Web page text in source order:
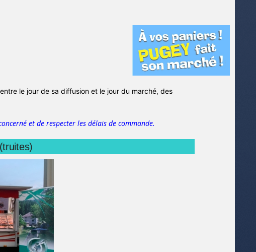
le jour de sa diffusion et le jour du marché, des
et de respecter les délais de commande.